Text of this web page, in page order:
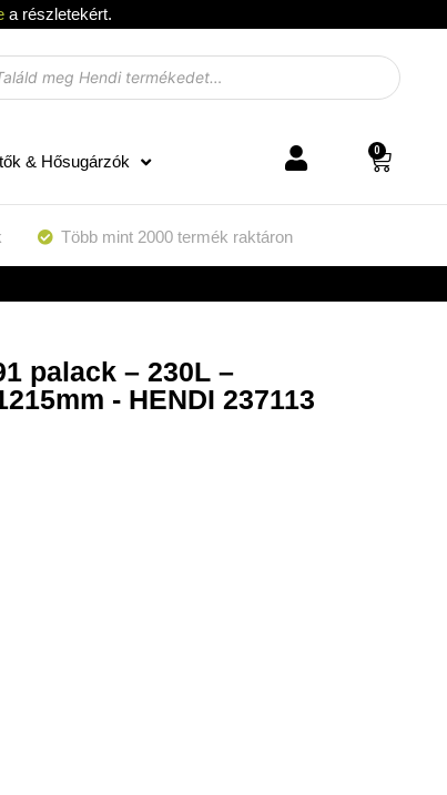
a részletekért.
& Hősugárzók
0
Több mint 2000 termék raktáron
palack – 230L –
- HENDI 237113